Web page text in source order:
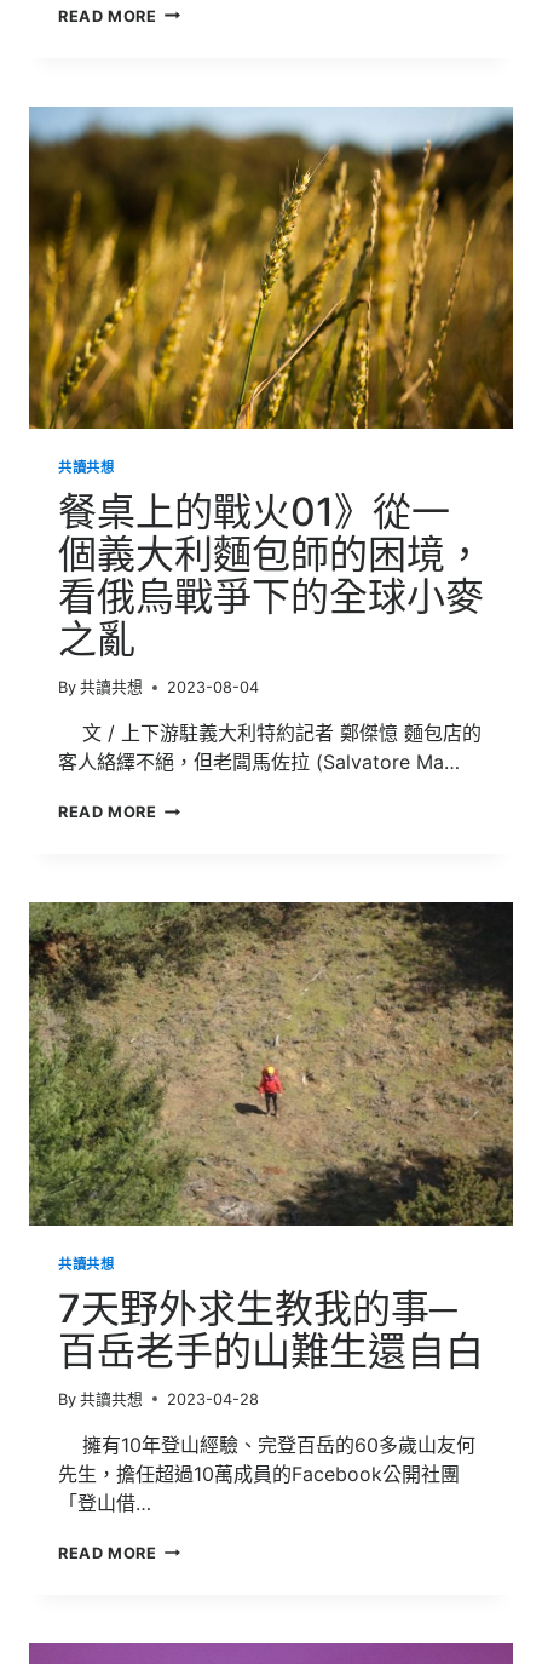
READ MORE 你
是
「充
型」
或
「消
耗
型」？
從
人
際
關
係
中
自
共讀共想
餐桌上的戰火01》從一
個義大利麵包師的困境，
看俄烏戰爭下的全球小麥
之亂
By 共讀共想 2023-08-04
文 / 上下游駐義大利特約記者 鄭傑憶 麵包店的
客人絡繹不絕，但老闆馬佐拉 (Salvatore Ma…
READ MORE 餐
戰
火
01》
從
一
個
義
大
利
麵
包
師
的
困
境，
烏
戰
爭
下
全
小
麥
共讀共想
7天野外求生教我的事─
百岳老手的山難生還自白
By 共讀共想 2023-04-28
擁有10年登山經驗、完登百岳的60多歲山友何
先生，擔任超過10萬成員的Facebook公開社團
「登山借…
READ MORE